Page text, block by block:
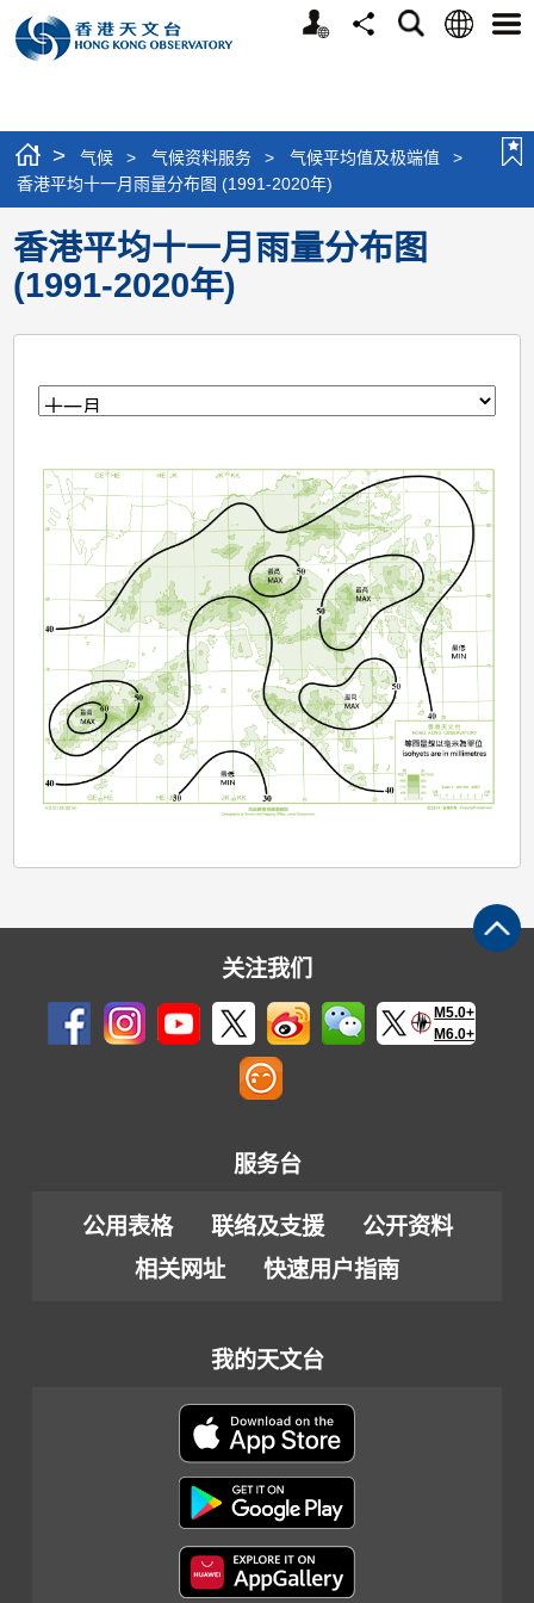
个
分
搜
语
选
> 气候 > 气候资料服务 > 气候平均值及极端值
>
香港平均十一月雨量分布图 (1991-2020年)
香港平均十一月雨量分布图
(1991-2020年)
月
关注我们
M5.0+
M6.0+
服务台
公用表格 联络及支援
公开资料
相关网址
快速用户指南
我的天文台